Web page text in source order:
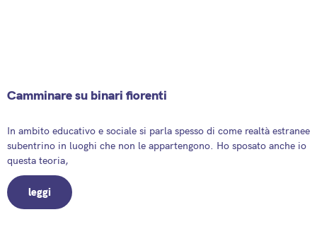
Camminare su binari fiorenti
In ambito educativo e sociale si parla spesso di come realtà estranee
subentrino in luoghi che non le appartengono. Ho sposato anche io
questa teoria,
leggi